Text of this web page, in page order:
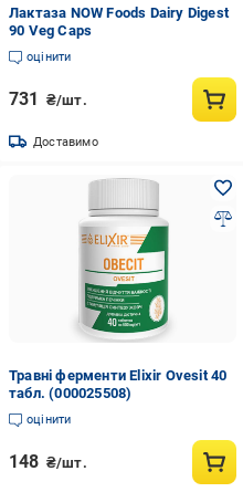
Лактаза NOW Foods Dairy Digest
90 Veg Caps
оцінити
731 ₴/шт.
Доставимо
Травні ферменти Elixir Ovesit 40
табл. (000025508)
оцінити
148 ₴/шт.